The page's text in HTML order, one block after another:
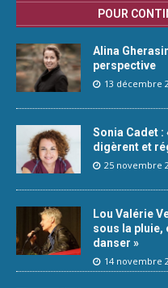
POUR
Alina
perspective
13 décembre
Sonia Cadet
digèrent et
25 novembre
Lou Valérie
sous la
danser »
14 novembre